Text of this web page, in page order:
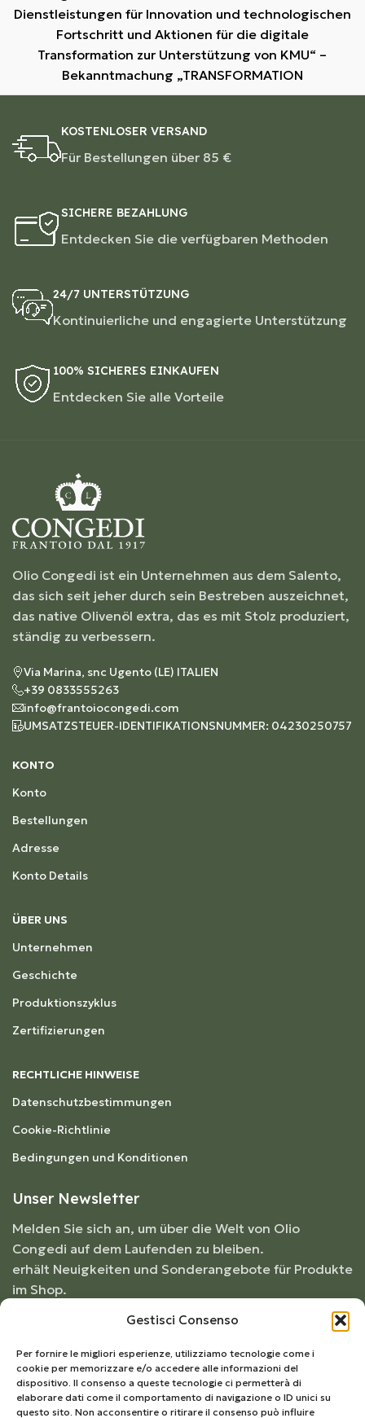
Gestisci Consenso
Per fornire le migliori esperienze, utilizziamo tecnologie come i
cookie per memorizzare e/o accedere alle informazioni del
dispositivo. Il consenso a queste tecnologie ci permetterà di
elaborare dati come il comportamento di navigazione o ID unici su
questo sito. Non acconsentire o ritirare il consenso può influire
Dienstleistungen für Innovation und technologischen
Fortschritt und Aktionen für die digitale
Transformation zur Unterstützung von KMU“ –
Bekanntmachung „TRANSFORMATION
KOSTENLOSER VERSAND
Für Bestellungen über 85 €
SICHERE BEZAHLUNG
Entdecken Sie die verfügbaren Methoden
24/7 UNTERSTÜTZUNG
Kontinuierliche und engagierte Unterstützung
100% SICHERES EINKAUFEN
Entdecken Sie alle Vorteile
Olio Congedi ist ein Unternehmen aus dem Salento,
das sich seit jeher durch sein Bestreben auszeichnet,
das native Olivenöl extra, das es mit Stolz produziert,
ständig zu verbessern.
Via Marina, snc Ugento (LE) ITALIEN
+39 0833555263
info@frantoiocongedi.com
UMSATZSTEUER-IDENTIFIKATIONSNUMMER: 04230250757
KONTO
Konto
Bestellungen
Adresse
Konto Details
ÜBER UNS
Unternehmen
Geschichte
Produktionszyklus
Zertifizierungen
RECHTLICHE HINWEISE
Datenschutzbestimmungen
Cookie-Richtlinie
Bedingungen und Konditionen
Unser Newsletter
Melden Sie sich an, um über die Welt von Olio
Congedi auf dem Laufenden zu bleiben.
erhält Neuigkeiten und Sonderangebote für Produkte
im Shop.